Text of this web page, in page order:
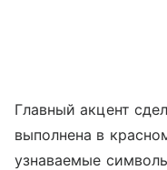
Главный акцент
выполнена в
узнаваемые